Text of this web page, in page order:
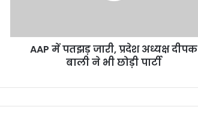
ने
AAP में पतझड़ जारी, प्रदेश अध्यक्ष दीपक
बाली ने भी छोड़ी पार्टी